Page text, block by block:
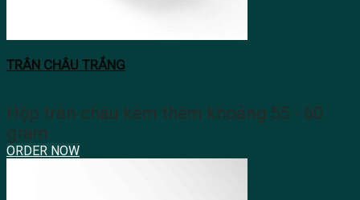
TRÂN CHÂU TRẮNG
Hộp trân châu kèm thêm khoảng 55 - 60
gram
ORDER NOW